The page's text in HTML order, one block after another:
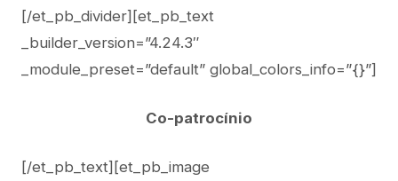
[/et_pb_divider][et_pb_text
_builder_version=”4.24.3″
_module_preset=”default” global_colors_info=”{}”]
Co-patrocínio
[/et_pb_text][et_pb_image